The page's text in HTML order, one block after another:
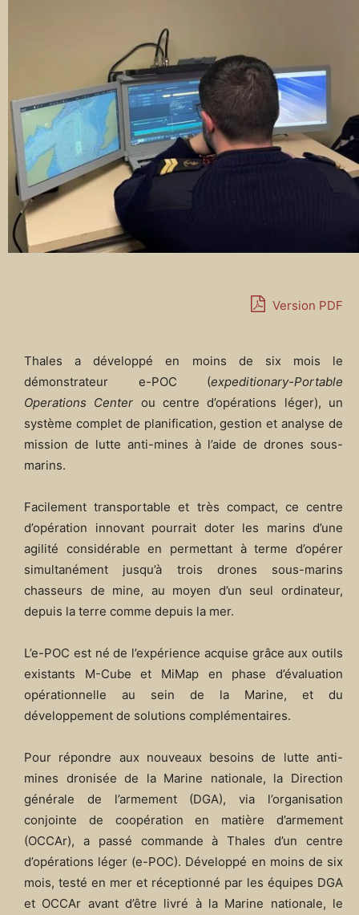
Version PDF
Thales a développé en moins de six mois le
démonstrateur e-POC (expeditionary-Portable
Operations Center ou centre d’opérations léger), un
système complet de planification, gestion et analyse de
mission de lutte anti-mines à l’aide de drones sous-
marins. ​
Facilement transportable et très compact, ce centre
d’opération innovant pourrait doter les marins d’une
agilité considérable en permettant à terme d’opérer
simultanément jusqu’à trois drones sous-marins
chasseurs de mine, au moyen d’un seul ordinateur,
depuis la terre comme depuis la mer.
L’e-POC est né de l’expérience acquise grâce aux outils
existants M-Cube et MiMap en phase d’évaluation
opérationnelle au sein de la Marine, et du
développement de solutions complémentaires.
Pour répondre aux nouveaux besoins de lutte anti-
mines dronisée de la Marine nationale, la Direction
générale de l’armement (DGA), via l’organisation
conjointe de coopération en matière d’armement
(OCCAr), a passé commande à Thales d’un centre
d’opérations léger (e-POC). Développé en moins de six
mois, testé en mer et réceptionné par les équipes DGA
et OCCAr avant d’être livré à la Marine nationale, le